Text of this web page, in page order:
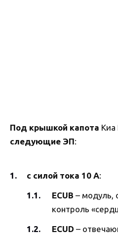
Под крышкой капота Киа
следующие ЭП:
с силой тока 10 А:
ECUB – модуль,
контроль
ECUD –